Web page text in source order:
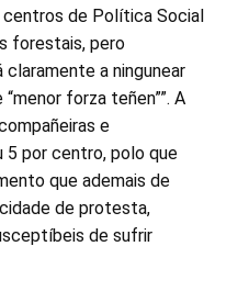
centros de Política Social
forestais, pero
claramente a ningunear
forza teñen””. A
e
5 por centro, polo que
que ademais de
de protesta,
de sufrir